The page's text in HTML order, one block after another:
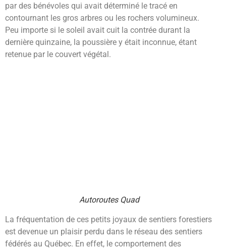
par des bénévoles qui avait déterminé le tracé en
contournant les gros arbres ou les rochers volumineux.
Peu importe si le soleil avait cuit la contrée durant la
dernière quinzaine, la poussière y était inconnue, étant
retenue par le couvert végétal.
Autoroutes Quad
La fréquentation de ces petits joyaux de sentiers forestiers
est devenue un plaisir perdu dans le réseau des sentiers
fédérés au Québec. En effet, le comportement des